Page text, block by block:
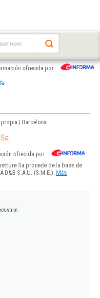
ofrecida por
| Barcelona
ofrecida por
Sa procede de la base de
D&B S.A.U. (S.M.E.). Más